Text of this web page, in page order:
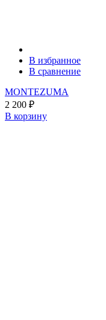
В избранное
В сравнение
MONTEZUMA
2 200 ₽
В корзину